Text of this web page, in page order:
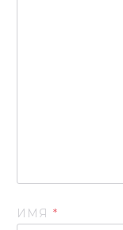
ИМЯ *